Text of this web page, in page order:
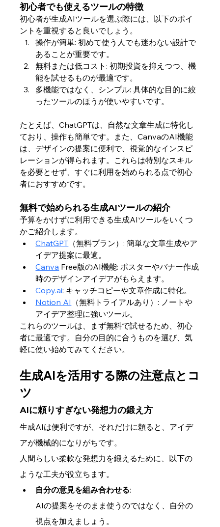
初心者でも使えるツールの特徴
初心者が生成AIツールを選ぶ際には、以下のポイ
ントを重視すると良いでしょう。
操作が簡単: 初めて使う人でも迷わない設計で
あることが重要です。
無料または低コスト: 初期投資を抑えつつ、機
能を試せるものが最適です。
多機能ではなく、シンプル: 具体的な目的に絞
ったツールのほうが使いやすいです。
たとえば、ChatGPTは、自然な文章生成に特化し
ており、操作も簡単です。また、CanvaのAI機能
は、デザインの提案に便利で、視覚的なインスピ
レーションが得られます。これらは特別なスキル
を必要とせず、すぐに利用を始められる点で初心
者におすすめです。
無料で始められる生成AIツールの紹介
予算をかけずに利用できる生成AIツールをいくつ
かご紹介します。
ChatGPT （無料プラン）: 簡単な文章生成やア
イデア提案に最適。
Canva Free版のAI機能: ポスターやバナー作成
時のデザインアイデアがもらえます。
Copy.ai: キャッチコピーや文章作成に特化。
Notion AI （無料トライアルあり）: ノートや
アイデア整理に強いツール。
これらのツールは、まず無料で試せるため、初心
者に最適です。自分の目的に合うものを選び、気
軽に使い始めてみてください。
生成AIを活用する際の注意点とコ
ツ
AIに頼りすぎない発想力の鍛え方
生成AIは便利ですが、それだけに頼ると、アイデ
アが機械的になりがちです。
人間らしい柔軟な発想力を鍛えるために、以下の
ような工夫が役立ちます。
自分の意見を組み合わせる:
AIの提案をそのまま使うのではなく、自分の
視点を加えましょう。